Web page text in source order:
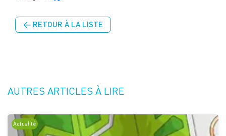
← RETOUR À LA LISTE
AUTRES ARTICLES À LIRE
Actualité